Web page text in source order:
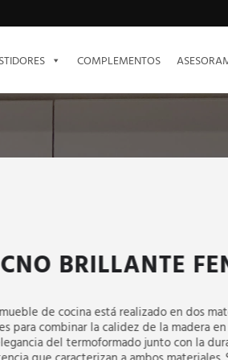
COMPLEMENTOS
BRILLANTE
de cocina está realizado en dos
para combinar la calidez de la madera
del termoformado junto con la